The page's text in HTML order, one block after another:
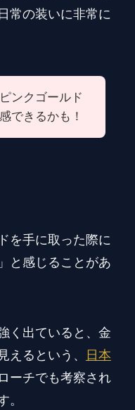
常の装いに非常に
ンクゴールド
できるかも！
を手に取った際に
と感じることがあ
く出ていると、金
えるという、
日本
ーチでも考察され
。